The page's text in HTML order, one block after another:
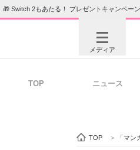
🎁 Switch 2もあたる！ プレゼントキャンペーン
メディア
TOP ニュース
TOP > 「マ